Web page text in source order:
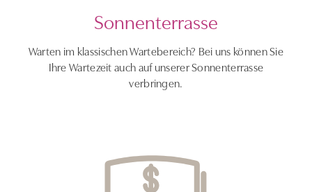
Sonnenterrasse
Warten im klassischen Wartebereich? Bei uns können Sie
Ihre Wartezeit auch auf unserer Sonnenterrasse
verbringen.